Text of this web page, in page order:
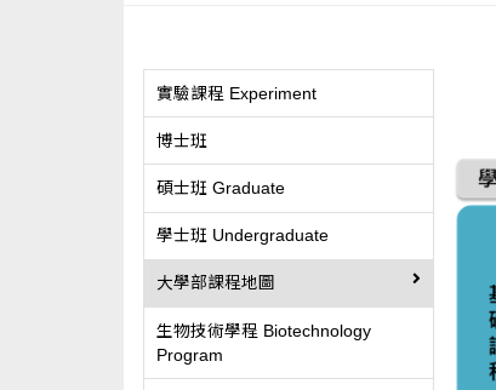
實驗課程 Experiment
博士班
碩士班 Graduate
學士班 Undergraduate
大學部課程地圖
生物技術學程 Biotechnology
Program